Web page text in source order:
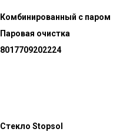
Комбинированный с паром
Паровая очистка
8017709202224
Стекло Stopsol